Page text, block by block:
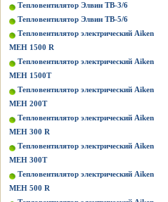
Тепловентилятор Элвин ТВ-3/6
Тепловентилятор Элвин ТВ-5/6
Тепловентилятор электрический Aiken
MEH 1500 R
Тепловентилятор электрический Aiken
MEH 1500T
Тепловентилятор электрический Aiken
MEH 200T
Тепловентилятор электрический Aiken
MEH 300 R
Тепловентилятор электрический Aiken
MEH 300T
Тепловентилятор электрический Aiken
MEH 500 R